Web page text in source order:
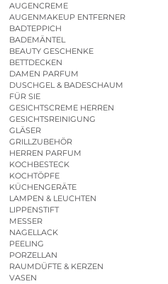
AUGENCREME
AUGENMAKEUP ENTFERNER
BADTEPPICH
BADEMÄNTEL
BEAUTY GESCHENKE
BETTDECKEN
DAMEN PARFUM
DUSCHGEL & BADESCHAUM
FÜR SIE
GESICHTSCREME HERREN
GESICHTSREINIGUNG
GLÄSER
GRILLZUBEHÖR
HERREN PARFUM
KOCHBESTECK
KOCHTÖPFE
KÜCHENGERÄTE
LAMPEN & LEUCHTEN
LIPPENSTIFT
MESSER
NAGELLACK
PEELING
PORZELLAN
RAUMDÜFTE & KERZEN
VASEN